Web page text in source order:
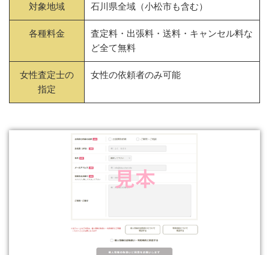
対象地域 石川県全域（小松市も含む）
各種料金
査定料・出張料・送料・キャンセル料な
ど全て無料
女性査定士の
指定
女性の依頼者のみ可能